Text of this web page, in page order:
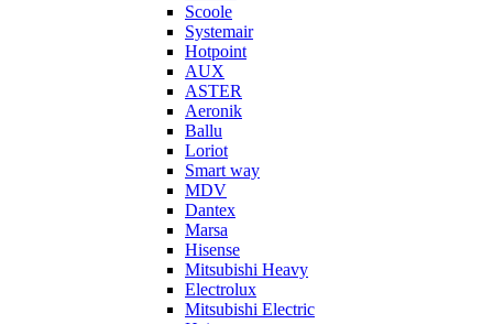
Scoole
Systemair
Hotpoint
AUX
ASTER
Aeronik
Ballu
Loriot
Smart way
MDV
Dantex
Marsa
Hisense
Mitsubishi Heavy
Electrolux
Mitsubishi Electric